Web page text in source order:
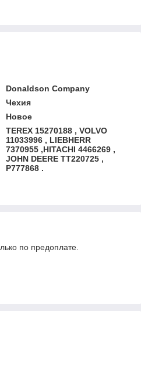
Donaldson Company
Чехия
Новое
TEREX 15270188 , VOLVO
11033996 , LIEBHERR
7370955 ,HITACHI 4466269 ,
JOHN DEERE TT220725 ,
P777868 .
по предоплате.